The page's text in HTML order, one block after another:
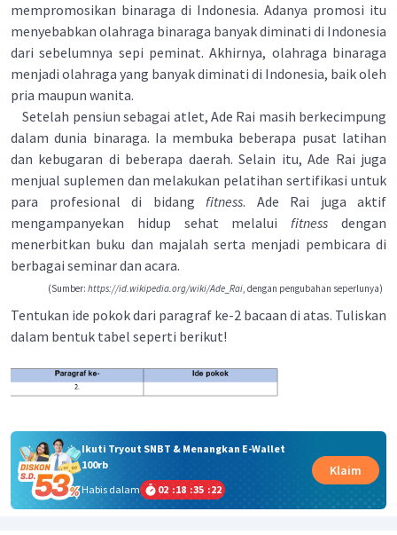
mempromosikan binaraga di Indonesia. Adanya promosi itu
menyebabkan olahraga binaraga banyak diminati di Indonesia
dari sebelumnya sepi peminat. Akhirnya, olahraga binaraga
menjadi olahraga yang banyak diminati di Indonesia, baik oleh
pria maupun wanita.
Setelah pensiun sebagai atlet, Ade Rai masih berkecimpung
dalam dunia binaraga. Ia membuka beberapa pusat latihan
dan kebugaran di beberapa daerah. Selain itu, Ade Rai juga
menjual suplemen dan melakukan pelatihan sertifikasi untuk
para profesional di bidang fitness. Ade Rai juga aktif
mengampanyekan hidup sehat melaluifitnessdengan
menerbitkan buku dan majalah serta menjadi pembicara di
berbagai seminar dan acara.
(Sumber: https://id.wikipedia.org/wiki/Ade_Rai, dengan pengubahan seperlunya)
Tentukan ide pokok dari paragraf ke-2 bacaan di atas. Tuliskan
dalam bentuk tabel seperti berikut!
Ikuti Tryout SNBT & Menangkan E-Wallet
100rb
Habis dalam
02 :18 :35 :22
Klaim